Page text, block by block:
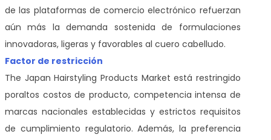
de las plataformas de comercio electrónico refuerzan
aún más la demanda sostenida de formulaciones
innovadoras, ligeras y favorables al cuero cabelludo.
Factor de restricción
The Japan Hairstyling Products Market está restringido
poraltos costos de producto, competencia intensa de
marcas nacionales establecidas y estrictos requisitos
de cumplimiento regulatorio. Además, la preferencia